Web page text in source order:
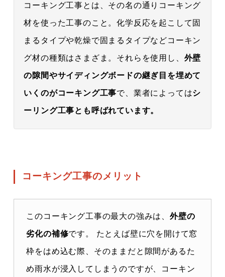
コーキング工事とは、その名の通りコーキング
材を使った工事のこと。化学反応を起こして固
まるタイプや乾燥で固まるタイプなどコーキン
グ材の種類はさまざま。それらを使用し、 外壁
の隙間やサイディングボードの継ぎ目を埋めて
いくのがコーキング工事で、業者によってはシ
ーリング工事とも呼ばれています。
コーキング工事のメリット
このコーキング工事の最大の強みは、 外壁の
劣化の補修です。 たとえば壁に穴を開けて窓
枠をはめ込む際、そのままだと隙間があるた
め雨水が浸入してしまうのですが、コーキン